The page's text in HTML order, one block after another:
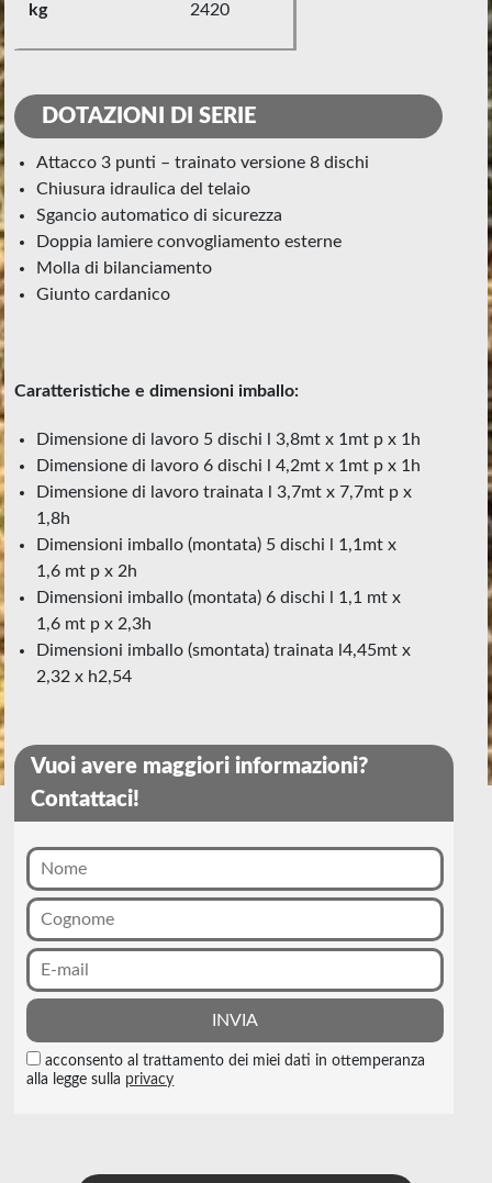
kg 2420
DOTAZIONI DI SERIE
attacco 3 punti – trainato versione 8 dischi
chiusura idraulica del telaio
sgancio automatico di sicurezza
doppia lamiere convogliamento esterne
molla di bilanciamento
giunto cardanico
Caratteristiche e dimensioni imballo:
dimensione di lavoro 5 dischi l 3,8mt x 1mt p x 1h
dimensione di lavoro 6 dischi l 4,2mt x 1mt p x 1h
dimensione di lavoro trainata l 3,7mt x 7,7mt p x
1,8h
dimensioni imballo (montata) 5 dischi l 1,1mt x
1,6 mt p x 2h
dimensioni imballo (montata) 6 dischi l 1,1 mt x
1,6 mt p x 2,3h
dimensioni imballo (smontata) trainata l4,45mt x
2,32 x h2,54
Vuoi avere maggiori informazioni?
Contattaci!
acconsento al trattamento dei miei dati in ottemperanza
alla legge sulla privacy